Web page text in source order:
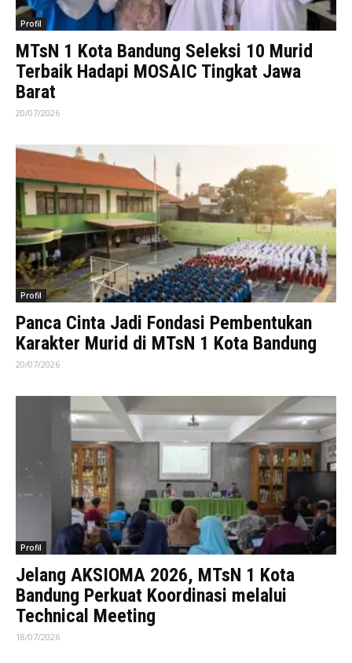
Profil
MTsN 1 Kota Bandung Seleksi 10 Murid
Terbaik Hadapi MOSAIC Tingkat Jawa
Barat
20/07/2026
Profil
Panca Cinta Jadi Fondasi Pembentukan
Karakter Murid di MTsN 1 Kota Bandung
20/07/2026
Profil
Jelang AKSIOMA 2026, MTsN 1 Kota
Bandung Perkuat Koordinasi melalui
Technical Meeting
18/07/2026